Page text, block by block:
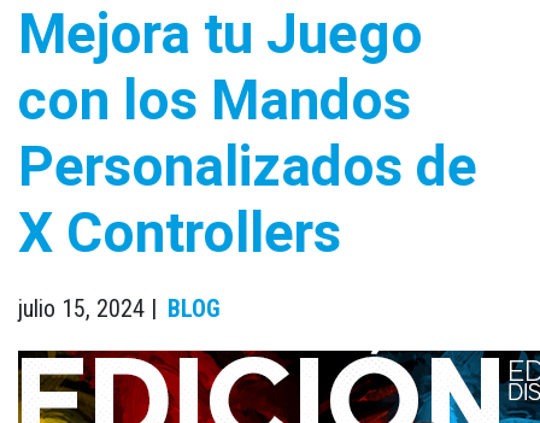
Mejora tu Juego
con los Mandos
Personalizados de
X Controllers
julio 15, 2024 | BLOG